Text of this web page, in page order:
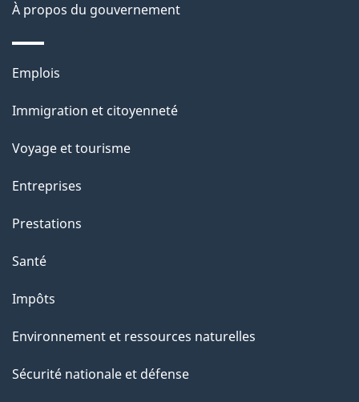
t
i
o
s
u
c
e
t
e
a
g
À propos du gouvernement
Thèmes
sujets
Emplois
Immigration et citoyenneté
Voyage et tourisme
Entreprises
Prestations
Santé
Impôts
Environnement et ressources naturelles
Sécurité nationale et défense